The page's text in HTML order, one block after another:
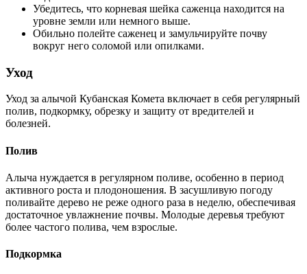
Убедитесь, что корневая шейка саженца находится на
уровне земли или немного выше.
Обильно полейте саженец и замульчируйте почву
вокруг него соломой или опилками.
Уход
Уход за алычой Кубанская Комета включает в себя регулярный
полив, подкормку, обрезку и защиту от вредителей и
болезней.
Полив
Алыча нуждается в регулярном поливе, особенно в период
активного роста и плодоношения. В засушливую погоду
поливайте дерево не реже одного раза в неделю, обеспечивая
достаточное увлажнение почвы. Молодые деревья требуют
более частого полива, чем взрослые.
Подкормка